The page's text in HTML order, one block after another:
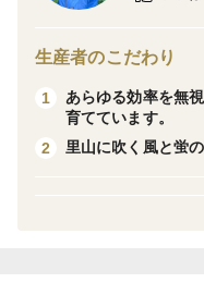
た野菜や米を与え、
になると2メートル程
繰り返していました。
【合鴨肉の特徴】
生産者のこだわり
1
あらゆる効率を無
育てています。
2
里山に吹く風と蛍